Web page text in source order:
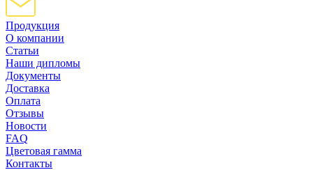
Продукция
О компании
Статьи
Наши дипломы
Документы
Доставка
Оплата
Отзывы
Новости
FAQ
Цветовая гамма
Контакты